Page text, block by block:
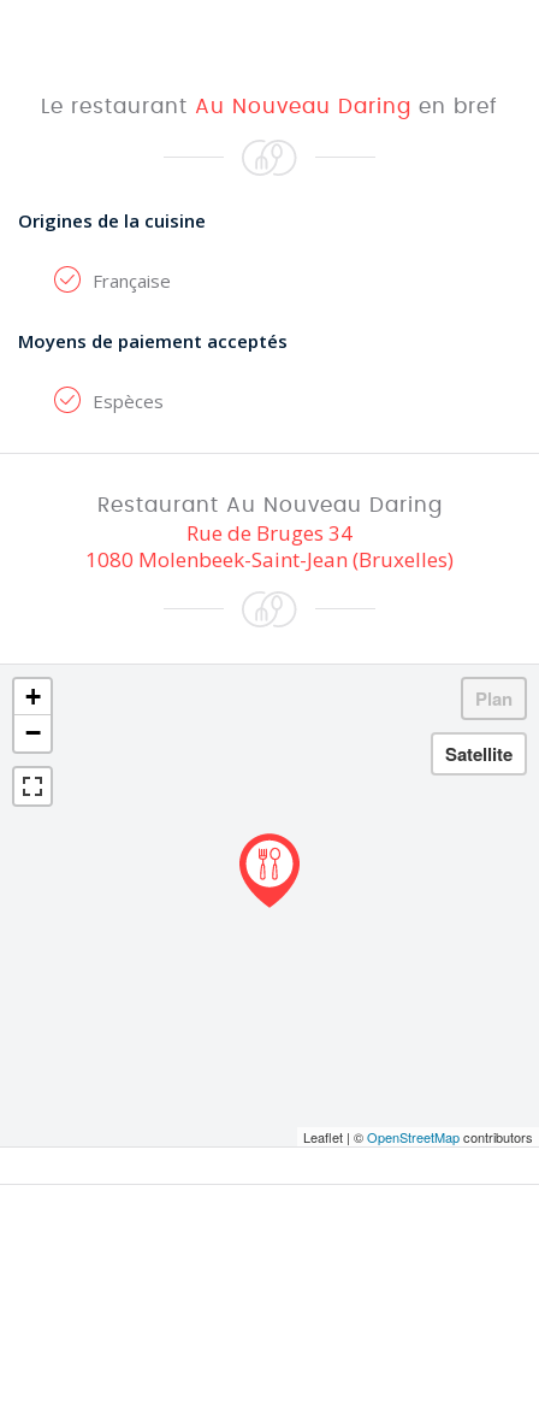
Le restaurant Au Nouveau Daring en bref
Origines de la cuisine
Française
Moyens de paiement acceptés
Espèces
Restaurant Au Nouveau Daring
Rue de Bruges 34
1080 Molenbeek-Saint-Jean (Bruxelles)
+
−
Leaflet | ©OpenStreetMapcontributors